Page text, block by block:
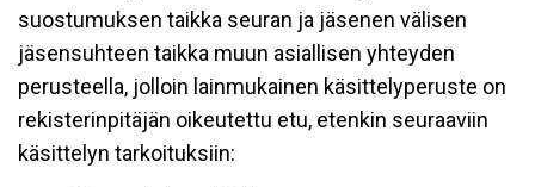
suostumuksen taikka seuran ja jäsenen välisen
jäsensuhteen taikka muun asiallisen yhteyden
perusteella, jolloin lainmukainen käsittelyperuste on
rekisterinpitäjän oikeutettu etu, etenkin seuraaviin
käsittelyn tarkoituksiin: